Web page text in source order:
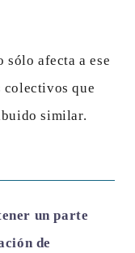
sólo afecta a ese
que
similar.
un parte
de